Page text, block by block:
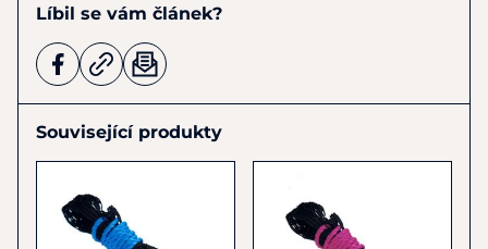
Líbil se vám článek?
Související produkty